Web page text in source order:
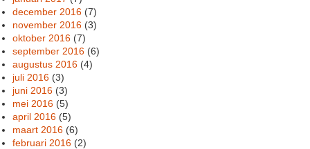
december 2016 (7)
november 2016 (3)
oktober 2016 (7)
september 2016 (6)
augustus 2016 (4)
juli 2016 (3)
juni 2016 (3)
mei 2016 (5)
april 2016 (5)
maart 2016 (6)
februari 2016 (2)